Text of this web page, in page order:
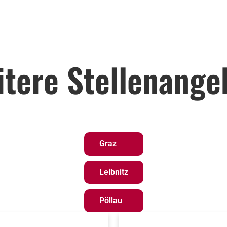
Graz
Leibnitz
Pöllau